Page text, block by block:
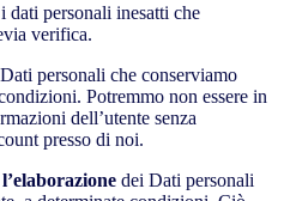
i dati personali inesatti che
verifica.
personali che conserviamo
Potremmo non essere in
dell’utente senza
presso di noi.
dei Dati personali